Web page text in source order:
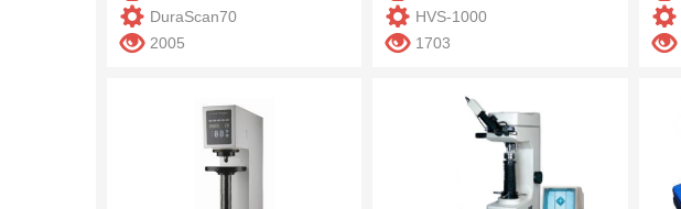
DuraScan70
2005
HVS-1000
1703